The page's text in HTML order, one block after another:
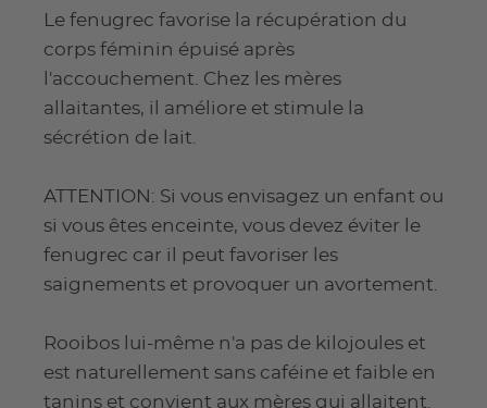
Le fenugrec favorise la récupération du
corps féminin épuisé après
l'accouchement. Chez les mères
allaitantes, il améliore et stimule la
sécrétion de lait.
ATTENTION: Si vous envisagez un enfant ou
si vous êtes enceinte, vous devez éviter le
fenugrec car il peut favoriser les
saignements et provoquer un avortement.
Rooibos lui-même n'a pas de kilojoules et
est naturellement sans caféine et faible en
tanins et convient aux mères qui allaitent.